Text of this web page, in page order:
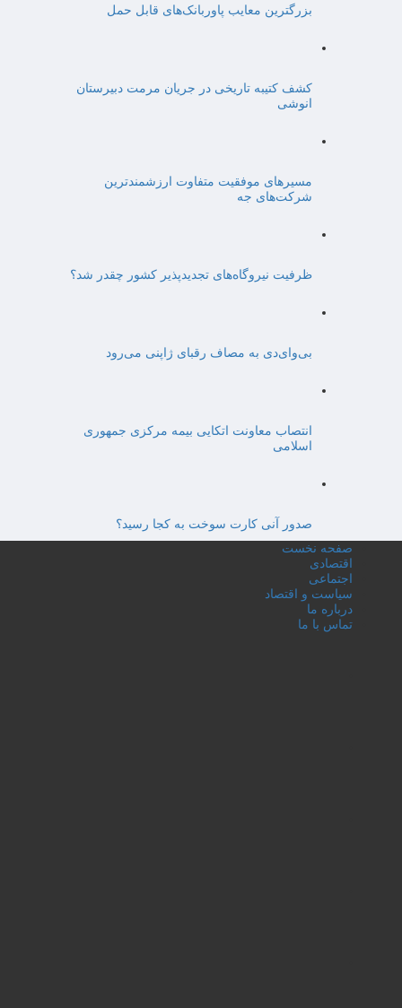
بزرگترین معایب پاوربانک‌های قابل حمل
کشف کتیبه تاریخی در جریان مرمت دبیرستان
انوشی
مسیرهای موفقیت متفاوت ارزشمندترین
شرکت‌های جه
ظرفیت نیروگاه‌های تجدیدپذیر کشور چقدر شد؟
بی‌وای‌دی به مصاف رقبای ژاپنی می‌رود
انتصاب معاونت اتکایی بیمه مرکزی جمهوری
اسلامی
صدور آنی کارت سوخت به کجا رسید؟
صفحه نخست
اقتصادی
اجتماعی
سیاست و اقتصاد
درباره ما
تماس با ما